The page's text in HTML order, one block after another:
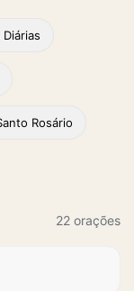
Rosário
22 orações